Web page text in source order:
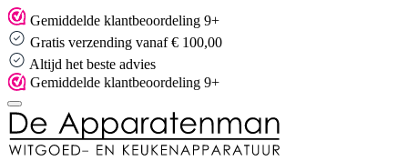
Skip
to
content
Gemiddelde klantbeoordeling 9+
Gratis verzending vanaf € 100,00
Altijd het beste advies
Gemiddelde klantbeoordeling 9+